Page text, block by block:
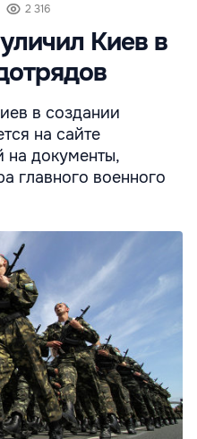
2 316
Киев в
в создании
на сайте
на документы,
главного военного